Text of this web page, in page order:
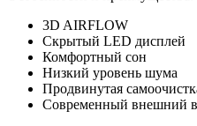
3D AIRFLOW
Скрытый LED дисплей
Комфортный сон
Низкий уровень шума
Продвинутая
Современный внешний